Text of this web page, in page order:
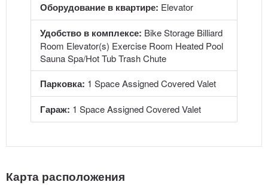
Оборудование в квартире: Elevator
Удобство в комплексе: Bike Storage Billiard
Room Elevator(s) Exercise Room Heated Pool
Sauna Spa/Hot Tub Trash Chute
Парковка: 1 Space Assigned Covered Valet
Гараж: 1 Space Assigned Covered Valet
Карта расположения